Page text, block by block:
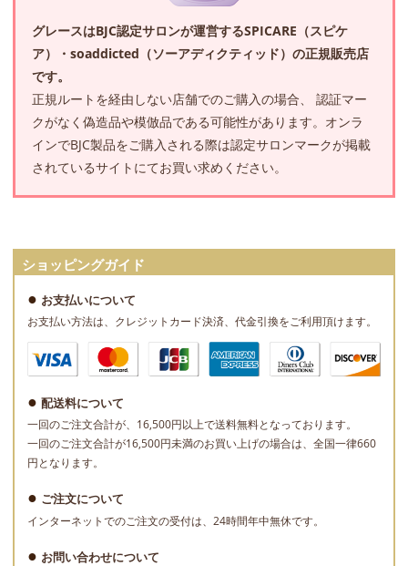
グレースはBJC認定サロンが運営するSPICARE（スピケ
ア）・soaddicted（ソーアディクティッド）の正規販売店
です。
正規ルートを経由しない店舗でのご購入の場合、 認証マー
クがなく偽造品や模倣品である可能性があります。オンラ
インでBJC製品をご購入される際は認定サロンマークが掲載
されているサイトにてお買い求めください。
ショッピングガイド
お支払いについて
お支払い方法は、クレジットカード決済、代金引換をご利用頂けます。
配送料について
一回のご注文合計が、16,500円以上で送料無料となっております。
一回のご注文合計が16,500円未満のお買い上げの場合は、全国一律660
円となります。
ご注文について
インターネットでのご注文の受付は、24時間年中無休です。
お問い合わせについて